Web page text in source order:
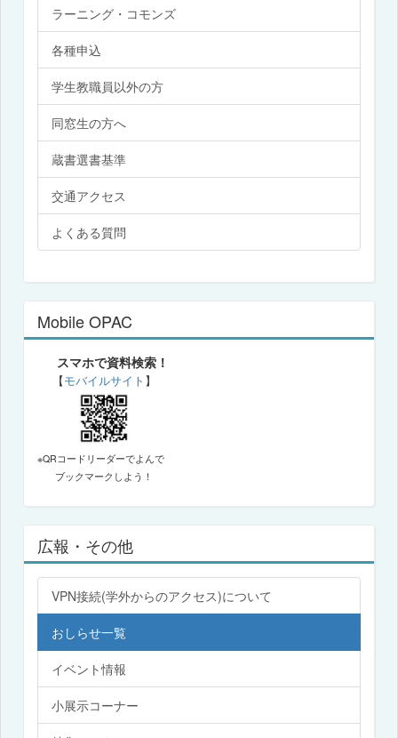
ラーニング・コモンズ
各種申込
学生教職員以外の方
同窓生の方へ
蔵書選書基準
交通アクセス
よくある質問
Mobile OPAC
スマホで資料検索！
【モバイルサイト 】
※QRコードリーダーでよんで
ブックマークしよう！
広報・その他
VPN接続(学外からのアクセス)について
おしらせ一覧
イベント情報
小展示コーナー